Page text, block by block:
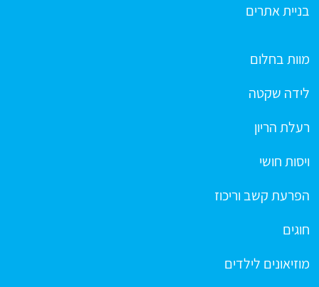
בניית אתרים
מוות בחלום
לידה שקטה
רעלת הריון
ויסות חושי
הפרעת קשב וריכוז
חוגים
מוזיאונים לילדים